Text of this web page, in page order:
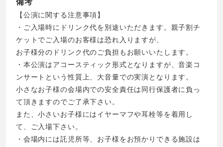
備考
【公演に関する注意事項】
・ご入場時にドリンク代を別途いただきます。親子割チ
ケットでご入場のお客様は恐れ入りますが、
お子様分のドリンク代のご負担もお願いいたします。
・本公演はアコースティック形式となりますが、音楽コ
ンサートという性質上、大音量での実演となります。
小さなお子様の会場内での安全責任は同行保護者に負っ
て頂きますのでご了承下さい。
また、小さいお子様にはイヤーマフや耳栓等を着用し
て、ご入場下さい。
・会場内には託児所等、お子様をお預かりできる施設は